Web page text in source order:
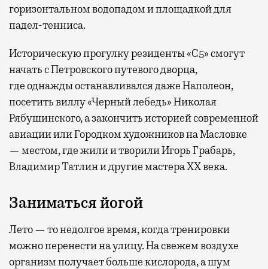
горизонтальном водопадом и площадкой для
падел-тенниса.
Историческую прогулку резиденты «С5» смогут
начать с Петровского путевого дворца,
гдеоднажды останавливался даже Наполеон,
посетить виллу «Черный лебедь» Николая
Рябушинского, а закончить историей современной
авиации или Городком художников на Масловке
— местом, где жили и творили Игорь Грабарь,
Владимир Татлин и другие мастера XX века.
Заниматься йогой
Лето — то недолгое время, когда тренировки
можно перенести на улицу. На свежем воздухе
организм получает больше кислорода, а шум